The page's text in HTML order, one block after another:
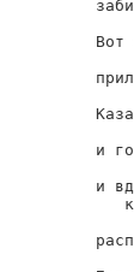
Вот
и
и